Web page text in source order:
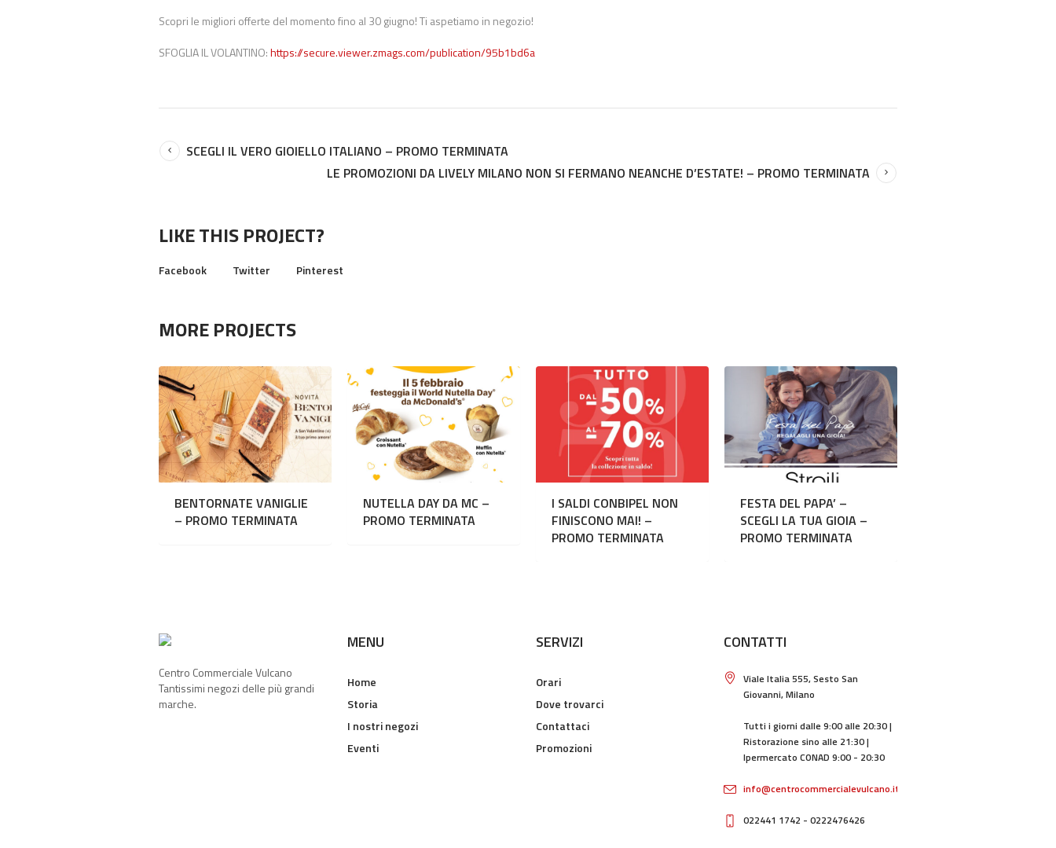
Scopri le migliori offerte del momento fino al 30 giugno! Ti aspetiamo in negozio!
SFOGLIA IL VOLANTINO:https://secure.viewer.zmags.com/publication/95b1bd6a
SCEGLI IL VERO GIOIELLO ITALIANO – PROMO TERMINATA
LE PROMOZIONI DA LIVELY MILANO NON SI FERMANO NEANCHE D’ESTATE! – PROMO TERMINATA
LIKE THIS PROJECT?
Facebook Twitter Pinterest
MORE PROJECTS
BENTORNATE VANIGLIE
– PROMO TERMINATA
NUTELLA DAY DA MC –
PROMO TERMINATA
I SALDI CONBIPEL NON
FINISCONO MAI! –
PROMO TERMINATA
FESTA DEL PAPA’ –
SCEGLI LA TUA GIOIA –
PROMO TERMINATA
Centro Commerciale Vulcano
Tantissimi negozi delle più grandi
marche.
MENU
Home
Storia
I nostri negozi
Eventi
SERVIZI
Orari
Dove trovarci
Contattaci
Promozioni
CONTATTI
Viale Italia 555, Sesto San
Giovanni, Milano
Tutti i giorni dalle 9:00 alle 20:30 |
Ristorazione sino alle 21:30 |
Ipermercato CONAD 9:00 - 20:30
info@centrocommercialevulcano.it
022441 1742 - 0222476426